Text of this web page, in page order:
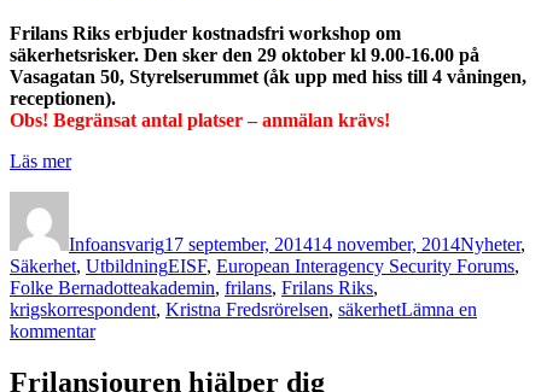
har
orimliga
villkor
Frilans Riks erbjuder kostnadsfri workshop om
säkerhetsrisker. Den sker den 29 oktober kl 9.00-16.00 på
Vasagatan 50, Styrelserummet (åk upp med hiss till 4 våningen,
receptionen).
Obs! Begränsat antal platser – anmälan krävs!
Läs mer
Infoansvarig17 september, 201414 november, 2014Nyheter,
Säkerhet, UtbildningEtiketter
EISF, European Interagency Security Forums,
Folke Bernadotteakademin, frilans, Frilans Riks,
krigskorrespondent, Kristna Fredsrörelsen, säkerhetLämna en
kommentartill
för
Frilansjouren hjälper dig